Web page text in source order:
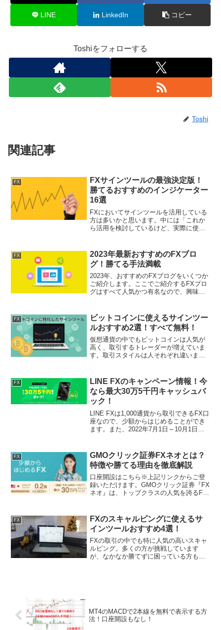
LINE LinkedIn コピー
Toshiをフォローする
Toshi
関連記事
FX
FXサインツールの最強決定版！
勝てるおすすめのインジケーター
16選
FXにおいてサインツールを活用している
方は多いかと思います。中には「これか
ら活用を検討しているけど、実際に使い
でも、実際の相場で活用できるインジケ
ーター集を紹介します...
FX
2023年最新おすすめのFXブロ
グ！勝てる手法満載
2023年、おすすめのFXブログをいくつか
ご紹介します。ここでご紹介するFXブロ
グはすべて人気かつ有名なので、興味が
外FXふぁんくらぶは、為替相場愛好家に
よって運営され...
FX
ビットコインに使えるサインツー
ルおすすめ2選！すべて無料！
仮想通貨の中でもビットコインは人気が
高く、取引するトレーダーが増えていま
す。取引スタイルは人それぞれ違います
す。そして、仮想通貨の中でもビットコ
インは、値幅も広く、運...
FX
LINE FXのキャンペーン情報！今
なら最大30万5千円キャッシュバ
ック！
LINE FXは1,000通貨から取引できるFX口
座なので、少額からはじめることができ
ます。また、2022年7月1日～10月1日の
できるため、期間中はLINE ...
FX
GMOクリック証券FXネオとは？
特徴や勝てる理由を徹底解説
口座開設はこちら※上記リンクからご登
録いただけます。GMOクリック証券『FX
ネオ』は、トップクラスの人気を誇るFX
オ』は、スリップしづらくスキャルピン
グに最適。Yo...
FX
FXのスキャルピングに使えるサ
インツールおすすめ4選！
FXの取引の中でも特に人気の高いスキャ
ルピング。多くの方が挑戦しています
が、なかなか勝てずに困っている方も多
MT4のMACDで2本線を無料で表示する方
法！口座開設もなし！